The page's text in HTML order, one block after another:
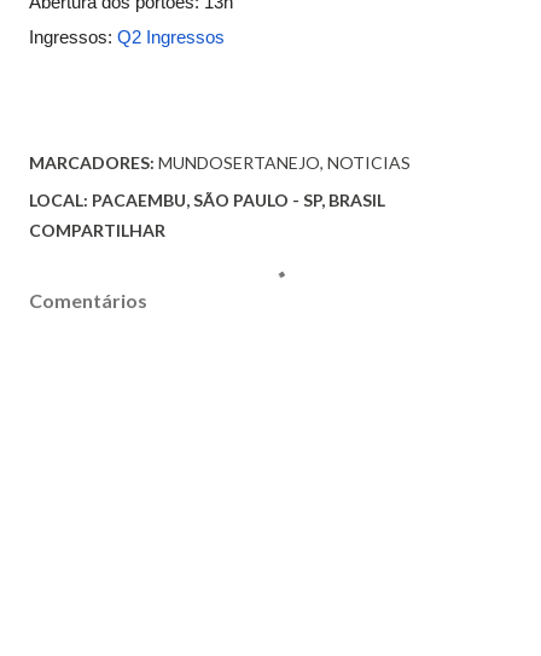
Ingressos: Q2 Ingressos
MARCADORES: MUNDOSERTANEJO NOTICIAS
LOCAL: PACAEMBU, SÃO PAULO - SP, BRASIL
COMPARTILHAR
Comentários